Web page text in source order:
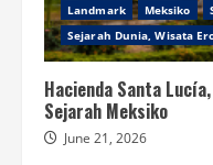
Landmark Meksiko
Sejarah Dunia, Wisata
Hacienda Santa
Sejarah Meksiko
June 21, 2026